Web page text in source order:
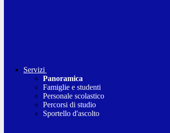
Servizi
Panoramica
Famiglie e studenti
Personale scolastico
Percorsi di studio
Sportello d'ascolto